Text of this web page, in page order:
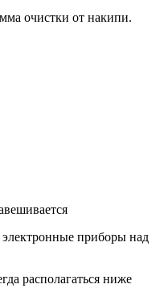
очистки от накипи.
электронные приборы над
располагаться ниже